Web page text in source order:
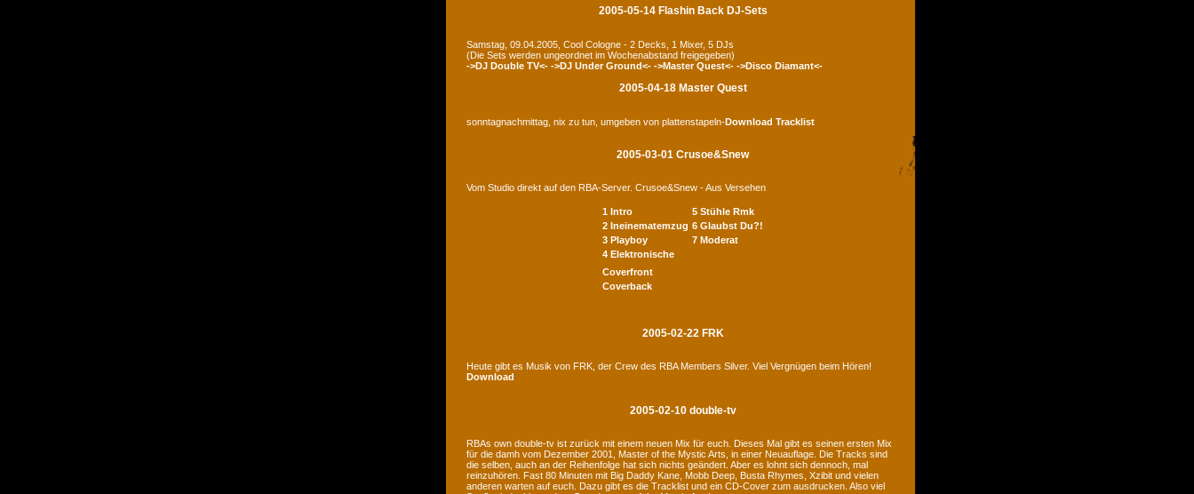
2005-05-14 Flashin Back DJ-Sets
Samstag, 09.04.2005, Cool Cologne - 2 Decks, 1 Mixer, 5 DJs
(Die Sets werden ungeordnet im Wochenabstand freigegeben)
->DJ Double TV<- ->DJ Under Ground<- ->Master Quest<- ->Disco Diamant<-
2005-04-18 Master Quest
sonntagnachmittag, nix zu tun, umgeben von plattenstapeln-Download Tracklist
2005-03-01 Crusoe&Snew
Vom Studio direkt auf den RBA-Server. Crusoe&Snew - Aus Versehen
1 Intro
5 Stühle Rmk
2 Ineinematemzug 6 Glaubst Du?!
3 Playboy
7 Moderat
4 Elektronische
Coverfront
Coverback
2005-02-22 FRK
Heute gibt es Musik von FRK, der Crew des RBA Members Silver. Viel Vergnügen beim Hören!
Download
2005-02-10 double-tv
RBAs own double-tv ist zurück mit einem neuen Mix für euch. Dieses Mal gibt es seinen ersten Mix
für die damh vom Dezember 2001, Master of the Mystic Arts, in einer Neuauflage. Die Tracks sind
die selben, auch an der Reihenfolge hat sich nichts geändert. Aber es lohnt sich dennoch, mal
reinzuhören. Fast 80 Minuten mit Big Daddy Kane, Mobb Deep, Busta Rhymes, Xzibit und vielen
anderen warten auf euch. Dazu gibt es die Tracklist und ein CD-Cover zum ausdrucken. Also viel